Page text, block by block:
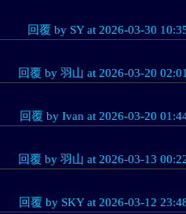
回覆 by SY at 2026-03-30
回覆 by 羽山 at 2026-03-20 02:01
回覆 by Ivan at 2026-03-20
回覆 by 羽山 at 2026-03-13
回覆 by SKY at 2026-03-12